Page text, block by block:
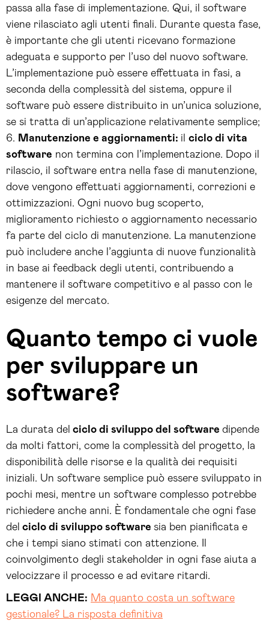
passa alla fase di implementazione. Qui, il software
viene rilasciato agli utenti finali. Durante questa fase,
è importante che gli utenti ricevano formazione
adeguata e supporto per l’uso del nuovo software.
L’implementazione può essere effettuata in fasi, a
seconda della complessità del sistema, oppure il
software può essere distribuito in un’unica soluzione,
se si tratta di un’applicazione relativamente semplice;
Manutenzione e aggiornamenti: il ciclo di vita
software non termina con l’implementazione. Dopo il
rilascio, il software entra nella fase di manutenzione,
dove vengono effettuati aggiornamenti, correzioni e
ottimizzazioni. Ogni nuovo bug scoperto,
miglioramento richiesto o aggiornamento necessario
fa parte del ciclo di manutenzione. La manutenzione
può includere anche l’aggiunta di nuove funzionalità
in base ai feedback degli utenti, contribuendo a
mantenere il software competitivo e al passo con le
esigenze del mercato.
Quanto tempo ci vuole
per sviluppare un
software?
La durata del ciclo di sviluppo del software dipende
da molti fattori, come la complessità del progetto, la
disponibilità delle risorse e la qualità dei requisiti
iniziali. Un software semplice può essere sviluppato in
pochi mesi, mentre un software complesso potrebbe
richiedere anche anni. È fondamentale che ogni fase
del ciclo di sviluppo software sia ben pianificata e
che i tempi siano stimati con attenzione. Il
coinvolgimento degli stakeholder in ogni fase aiuta a
velocizzare il processo e ad evitare ritardi.
LEGGI ANCHE: Ma quanto costa un software
gestionale? La risposta definitiva